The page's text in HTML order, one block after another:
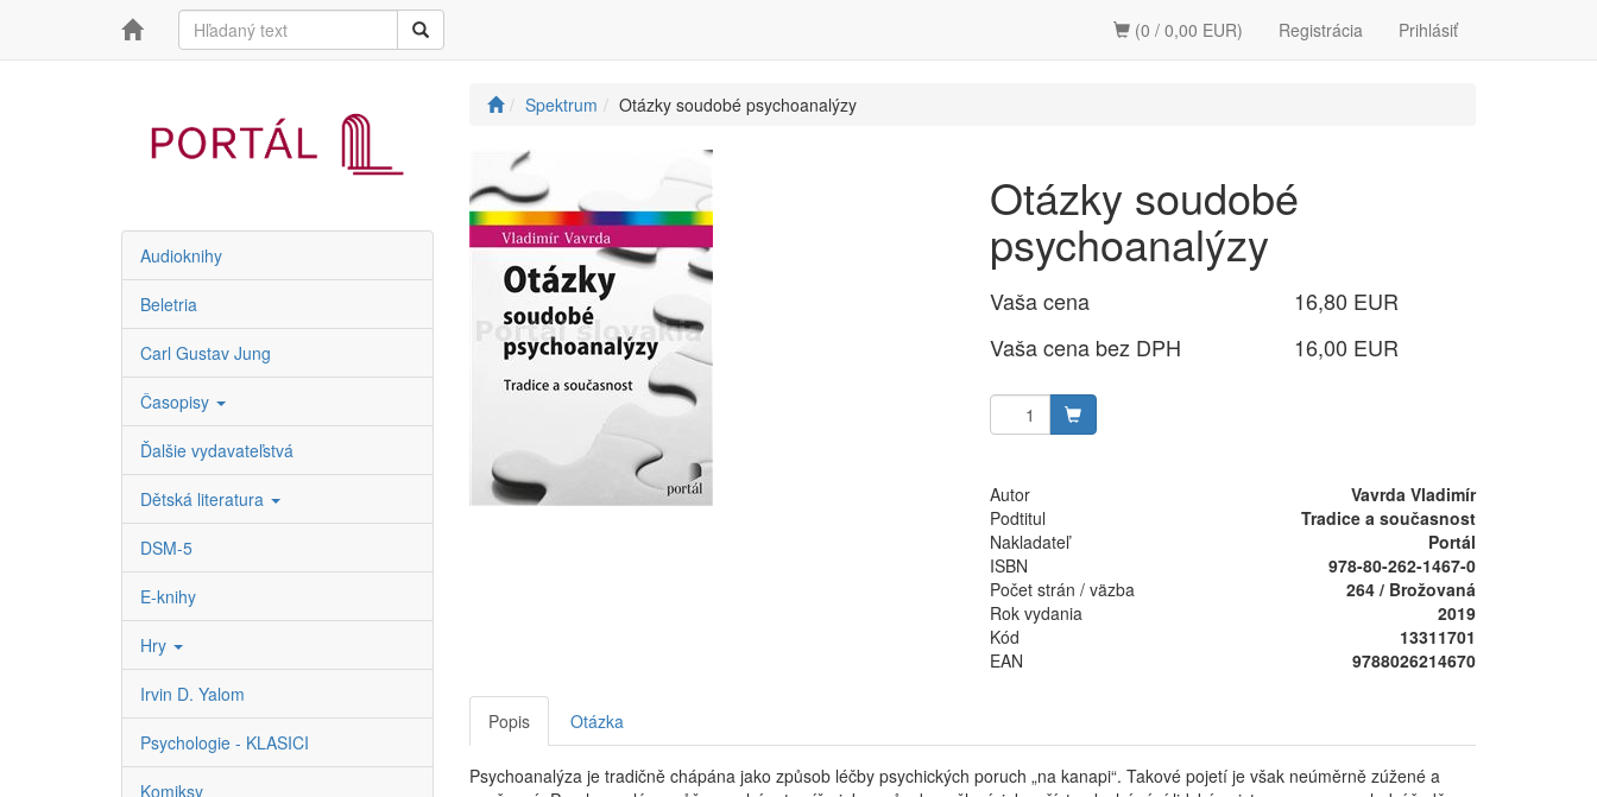
Registrácia Prihlásiť
(0 / 0,00 EUR)
Audioknihy
Beletria
Carl Gustav Jung
Časopisy
Ďalšie vydavateľstvá
Dětská literatura
DSM-5
E-knihy
Hry
Irvin D. Yalom
Psychologie - KLASICI
Komiksy
Spektrum Otázky soudobé psychoanalýzy
Otázky soudobé
psychoanalýzy
Vaša cena
16,80 EUR
Vaša cena bez DPH
16,00 EUR
Autor
Vavrda Vladimír
Podtitul
Tradice a současnost
Nakladateľ
Portál
ISBN
978-80-262-1467-0
Počet strán / väzba
264 / Brožovaná
Rok vydania
2019
Kód
13311701
EAN
9788026214670
Popis Otázka
Psychoanalýza je tradičně chápána jako způsob léčby psychických poruch „na kanapi“. Takové pojetí je však neúměrně zúžené a